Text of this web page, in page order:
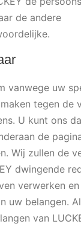
de andere
vanwege uw
tegen de
U kunt ons
de
Wij zullen de
dwingende
verwerken
uw belangen.
van